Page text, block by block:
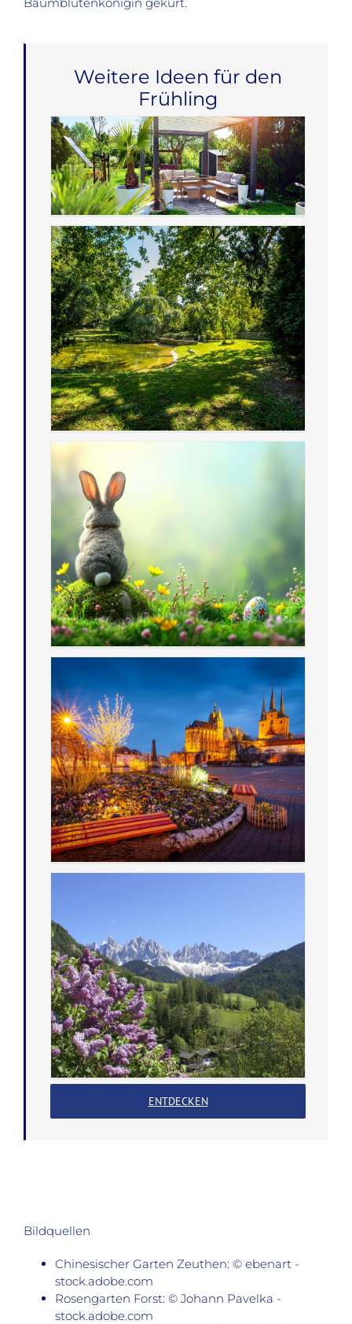
Weitere Ideen für den
Frühling
ENTDECKEN
Bildquellen
Chinesischer Garten Zeuthen: © ebenart -
stock.adobe.com
Rosengarten Forst: © Johann Pavelka -
stock.adobe.com